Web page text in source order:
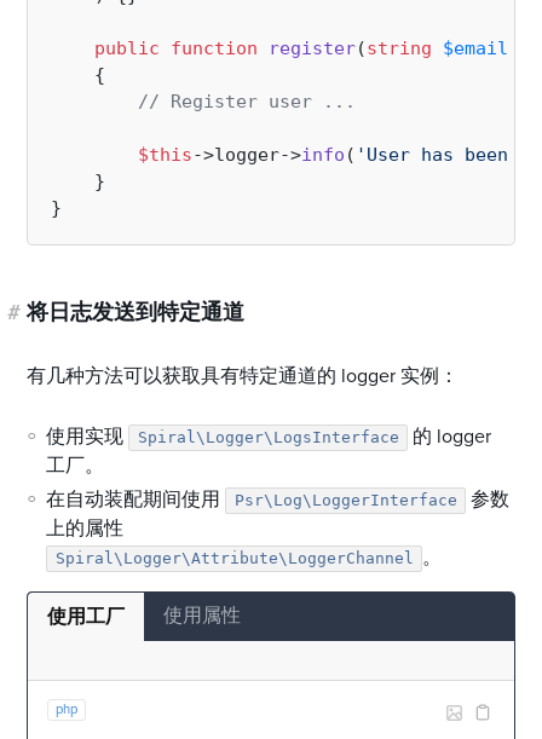
public function register(string $email
{
// Register user ...
$this->logger->info ( 'User has been
    }
# 将日志发送到特定通道
有几种方法可以获取具有特定通道的 logger 实例：
使用实现 Spiral\Logger\LogsInterface
的 logger
工厂。
在自动装配期间使用
Psr\Log\LoggerInterface
参数
上的属性
Spiral\Logger\Attribute\LoggerChannel 。
使用工厂 使用属性
php